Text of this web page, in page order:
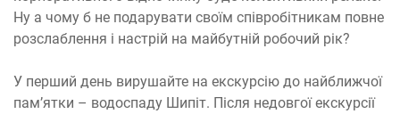
Ну а чому б не подарувати своїм співробітникам повне
розслаблення і настрій на майбутній робочий рік?
У перший день вирушайте на екскурсію до найближчої
пам’ятки – водоспаду Шипіт. Після недовгої екскурсії